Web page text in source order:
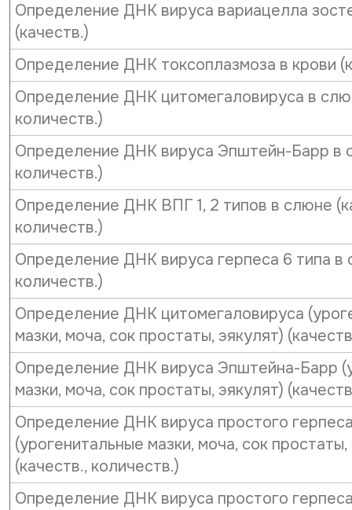
Определение ДНК вируса вариацелла
(качеств.)
Определение ДНК токсоплазмоза в крови
Определение ДНК цитомегаловируса в
количеств.)
Определение ДНК вируса Эпштейн-Барр в
количеств.)
Определение ДНК ВПГ 1, 2 типов в слюне
количеств.)
Определение ДНК вируса герпеса 6 типа в
количеств.)
Определение ДНК цитомегаловируса
мазки, моча, сок простаты, эякулят)
Определение ДНК вируса Эпштейна-Барр
мазки, моча, сок простаты, эякулят)
Определение ДНК вируса простого герпеса
(урогенитальные мазки, моча, сок простаты,
(качеств., количеств.)
Определение ДНК вируса простого